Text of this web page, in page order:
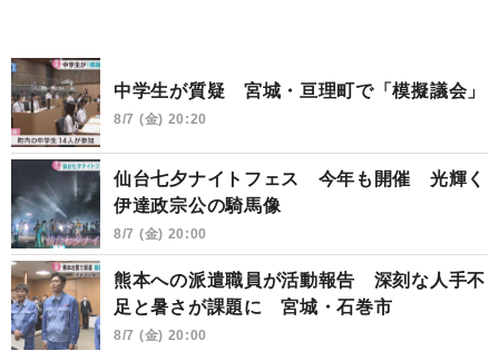
中学生が質疑 宮城・亘理町で「模擬議会」
8/7 (金) 20:20
仙台七夕ナイトフェス 今年も開催 光輝く
伊達政宗公の騎馬像
8/7 (金) 20:00
熊本への派遣職員が活動報告 深刻な人手不
足と暑さが課題に 宮城・石巻市
8/7 (金) 20:00